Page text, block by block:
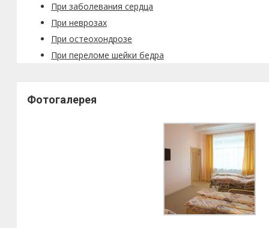
При заболевания сердца
При неврозах
При остеохондрозе
При переломе шейки бедра
Фотогалерея